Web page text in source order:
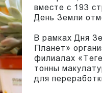
вместе с 193
День Земли
В рамках Дня
Планет»
филиалах
тонны
для